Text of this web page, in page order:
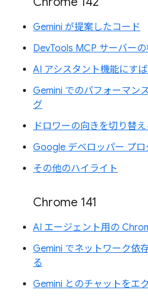
Gemini が提案したコード
DevTools MCP サーバー
AI アシスタント機能にす
Gemini でのパフォーマン
グ
ドロワーの向きを切り替え
Google デベロッパー プロ
その他のハイライト
Chrome 141
AI エージェント用の
Gemini でネットワーク依
る
Gemini とのチャットをエ